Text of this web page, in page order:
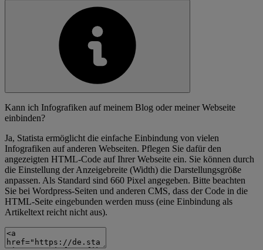
Kann ich Infografiken auf meinem Blog oder meiner Webseite
einbinden?
Ja, Statista ermöglicht die einfache Einbindung von vielen
Infografiken auf anderen Webseiten. Pflegen Sie dafür den
angezeigten HTML-Code auf Ihrer Webseite ein. Sie können durch
die Einstellung der Anzeigebreite (Width) die Darstellungsgröße
anpassen. Als Standard sind 660 Pixel angegeben. Bitte beachten
Sie bei Wordpress-Seiten und anderen CMS, dass der Code in die
HTML-Seite eingebunden werden muss (eine Einbindung als
Artikeltext reicht nicht aus).